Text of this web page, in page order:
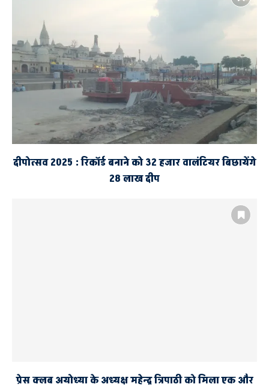
दीपोत्सव 2025 : रिकॉर्ड बनाने को 32 हजार वालंटियर बिछायेंगे
28 लाख दीप
प्रेस क्लब अयोध्या के अध्यक्ष महेन्द्र त्रिपाठी को मिला एक और